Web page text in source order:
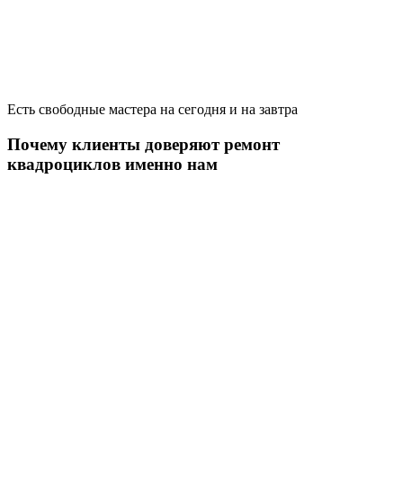
Есть свободные мастера на сегодня и на завтра
Почему клиенты доверяют ремонт
квадроциклов именно нам